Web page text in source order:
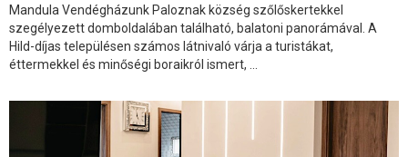
Mandula Vendégházunk Paloznak község szőlőskertekkel
szegélyezett domboldalában található, balatoni panorámával. A
Hild-díjas településen számos látnivaló várja a turistákat,
éttermekkel és minőségi boraikról ismert, ...